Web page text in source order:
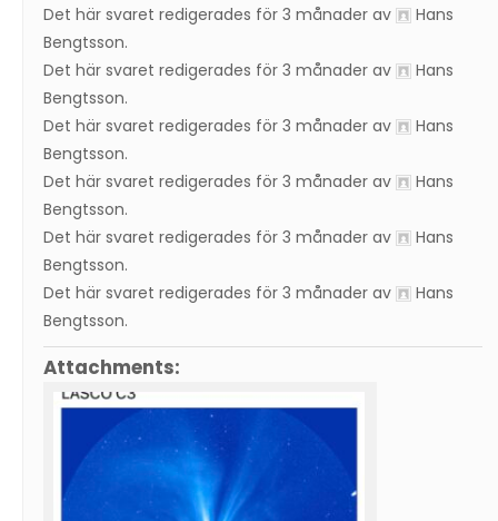
Det här svaret redigerades för 3 månader av
Hans
Bengtsson.
Det här svaret redigerades för 3 månader av
Hans
Bengtsson.
Det här svaret redigerades för 3 månader av
Hans
Bengtsson.
Det här svaret redigerades för 3 månader av
Hans
Bengtsson.
Det här svaret redigerades för 3 månader av
Hans
Bengtsson.
Det här svaret redigerades för 3 månader av
Hans
Bengtsson.
Attachments: